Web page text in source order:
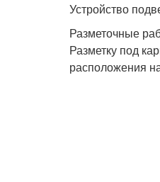
Устройство
Разметочные
Разметку под
расположения